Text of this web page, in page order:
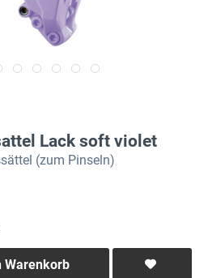
Lack soft violet
(zum Pinseln)
Warenkorb